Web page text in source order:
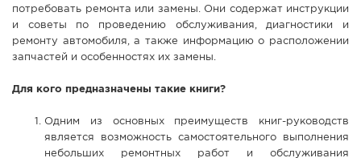
потребовать ремонта или замены. Они содержат инструкции
и советы по проведению обслуживания, диагностики и
ремонту автомобиля, а также информацию о расположении
запчастей и особенностях их замены.
Для кого предназначены такие книги?
Одним из основных преимуществ книг-руководств
является возможность самостоятельного выполнения
небольших ремонтных работ и обслуживания